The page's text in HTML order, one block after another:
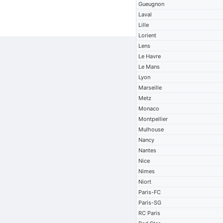
Gueugnon
Laval
Lille
Lorient
Lens
Le Havre
Le Mans
Lyon
Marseille
Metz
Monaco
Montpellier
Mulhouse
Nancy
Nantes
Nice
Nimes
Niort
Paris-FC
Paris-SG
RC Paris